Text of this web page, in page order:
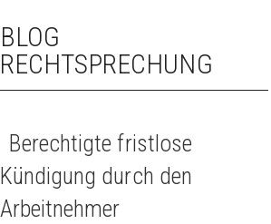
BLOG
RECHTSPRECHUNG
Berechtigte fristlose
Kündigung durch den
Arbeitnehmer